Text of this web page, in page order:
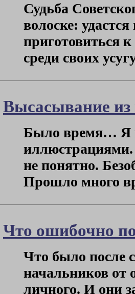
Судьба
волоске:
приготовиться
среди своих
Высасывание из
Было время… Я
иллюстрациями.
не понятно.
Прошло много
Что ошибочно
Что было после
начальников от
личного. И они